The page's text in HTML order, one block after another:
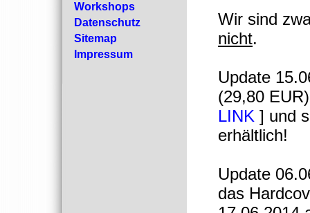
Workshops
Datenschutz
Sitemap
Impressum
Wir sind
nicht.
Update
(29,80
LINK ] und
erhältlich!
Update
das